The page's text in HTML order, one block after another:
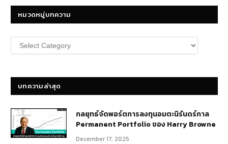
หมวดหมู่บทความ
หมวด
หมู่
บทความล่าสุด
กลยุทธ์​จัดพอร์ตการลงทุนอมตะนิรันดร์กาล
Permanent Portfolio ของ Harry Browne
December 17, 2025